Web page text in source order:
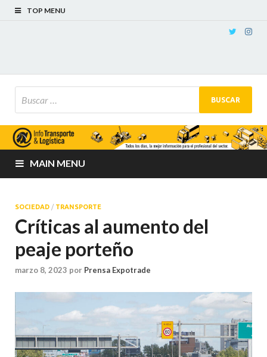
TOP MENU
MAIN MENU
SOCIEDAD / TRANSPORTE
Críticas al aumento del
peaje porteño
marzo 8, 2023 por Prensa Expotrade